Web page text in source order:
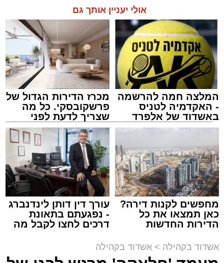
תגים:אשדוד, מעגלים, דודי קאליש
זה היה ארוע יוצא דופן. בלי מילים.
במשך שעות ארוכות של ליל שישי, נהנו המונים
מתושבי אשדוד מהארוע המרכזי של 'מעגלים'.
ואכן, כפי שהובטח, לא היה מדובר במופע שגרתי,
אלא במעמד של טיש חסידי אותנטי, שהצליח
לסחוף אליו את ההמונים מעומק ימי החולין - אל
תוך האווירה השבתית של חצרות הקודש.
אולי יעניין אותך גם
המלצה חמה להרשמה
- האקדמיה לטניס
באשדוד של אלפרד
קריאולנסקי - לילדים
מכרז הדירות הגדול של
פרשקובסקי. כל מה
שצריך לדעת לפני
שמגישים הצעה לדירה
באשדוד
מחפשים לקנות דירה?
כאן תמצאו את כל
הדירות החדשות
עורך דין דותן לינדנברג
- נפגעתם בתאונת
דרכים לחצו לקבל מה
אשדוד בקהילה > אשדוד בקהילה